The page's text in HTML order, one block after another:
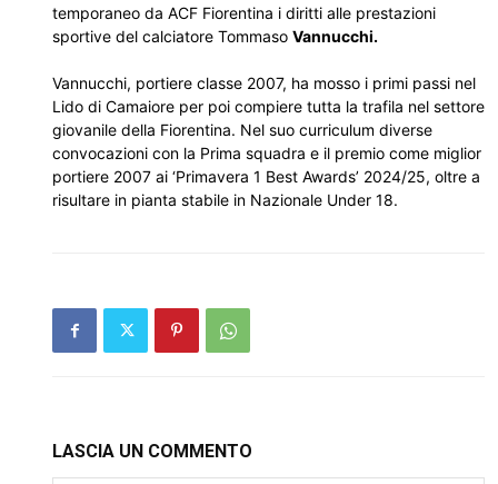
temporaneo da ACF Fiorentina i diritti alle prestazioni
sportive del calciatore Tommaso Vannucchi.
Vannucchi, portiere classe 2007, ha mosso i primi passi nel
Lido di Camaiore per poi compiere tutta la trafila nel settore
giovanile della Fiorentina. Nel suo curriculum diverse
convocazioni con la Prima squadra e il premio come miglior
portiere 2007 ai ‘Primavera 1 Best Awards’ 2024/25, oltre a
risultare in pianta stabile in Nazionale Under 18.
LASCIA UN COMMENTO